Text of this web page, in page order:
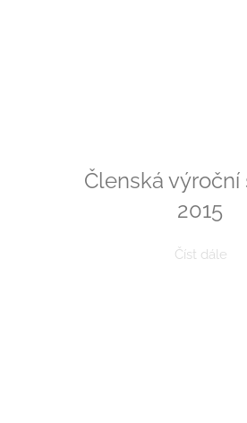
Členská výroční
2015
Číst dále